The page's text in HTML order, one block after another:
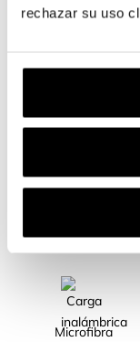
rechazar su uso
Microfibra